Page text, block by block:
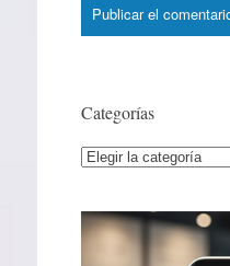
Categorías
Categorías